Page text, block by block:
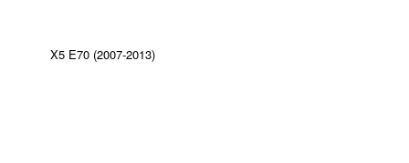
X5 E70 (2007-2013)